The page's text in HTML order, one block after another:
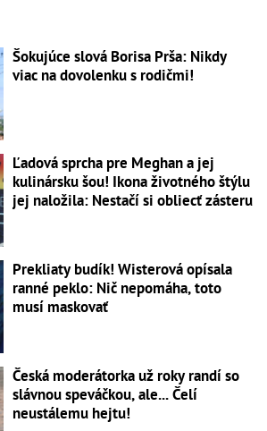
Šokujúce slová Borisa Prša: Nikdy
viac na dovolenku s rodičmi!
Ľadová sprcha pre Meghan a jej
kulinársku šou! Ikona životného štýlu
jej naložila: Nestačí si obliecť zásteru
Prekliaty budík! Wisterová opísala
ranné peklo: Nič nepomáha, toto
musí maskovať
Česká moderátorka už roky randí so
slávnou speváčkou, ale... Čelí
neustálemu hejtu!